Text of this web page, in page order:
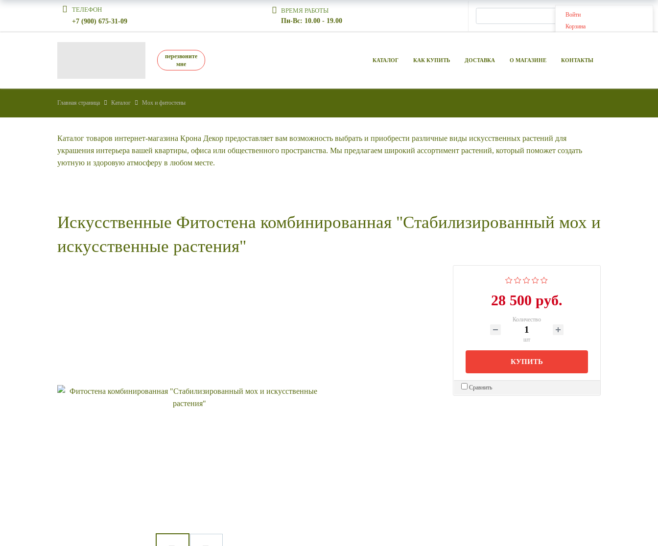
ТЕЛЕФОН
+7 (900) 675-31-09
ВРЕМЯ РАБОТЫ
Пн-Вс: 10.00 - 19.00
перезвоните
мне
КАТАЛОГ КАК КУПИТЬ ДОСТАВКА О МАГАЗИНЕ КОНТАКТЫ
Главная страница Каталог Мох и фитостены
Каталог товаров интернет-магазина Крона Декор предоставляет вам возможность выбрать и приобрести различные виды искусственных растений для
украшения интерьера вашей квартиры, офиса или общественного пространства. Мы предлагаем широкий ассортимент растений, который поможет создать
уютную и здоровую атмосферу в любом месте.
Войти
Корзина
Искусственные Фитостена комбинированная "Стабилизированный мох и
искусственные растения"
28 500 руб.
Количество
шт
КУПИТЬ
Сравнить